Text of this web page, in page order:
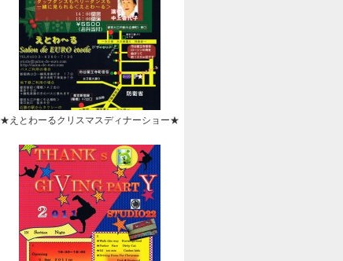
★えとわーるクリスマスディナーショー★